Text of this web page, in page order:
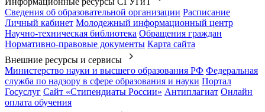
Сведения об образовательной организации Расписание
Личный кабинет Молодежный информационный центр
Научно-техническая библиотека Обращения граждан
Нормативно-правовые документы Карта сайта
Внешние ресурсы и сервисы
Министерство науки и высшего образования РФ Федеральная
служба по надзору в сфере образования и науки Портал
Госуслуг Сайт «Стипендиаты России» Антиплагиат Онлайн
оплата обучения